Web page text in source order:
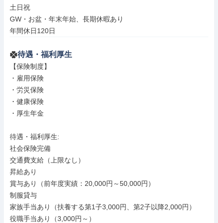
土日祝
GW・お盆・年末年始、長期休暇あり
年間休日120日
待遇・福利厚生
【保険制度】
・雇用保険
・労災保険
・健康保険
・厚生年金
待遇・福利厚生:
社会保険完備
交通費支給（上限なし）
昇給あり
賞与あり（前年度実績：20,000円～50,000円）
制服貸与
家族手当あり（扶養する第1子3,000円、第2子以降2,000円）
役職手当あり（3,000円～）